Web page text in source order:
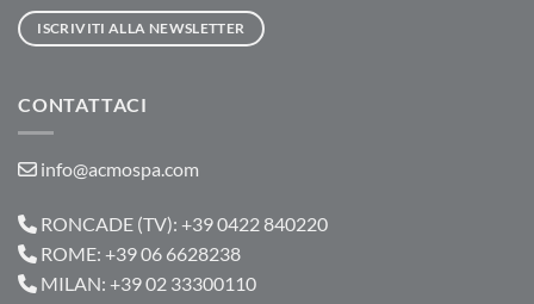
ISCRIVITI ALLA NEWSLETTER
CONTATTACI
info@acmospa.com
RONCADE (TV): +39 0422 840220
ROME: +39 06 6628238
MILAN: +39 02 33300110